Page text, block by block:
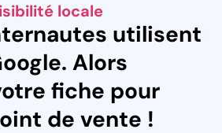
locale
utilisent
Alors
fiche pour
de vente !